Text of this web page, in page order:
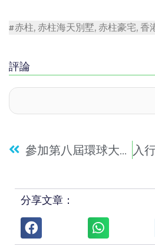
赤柱, 赤柱海天別墅, 赤柱豪宅, 香
評論
參加第八屆環球大灣區高峰論壇有感
分享文章：